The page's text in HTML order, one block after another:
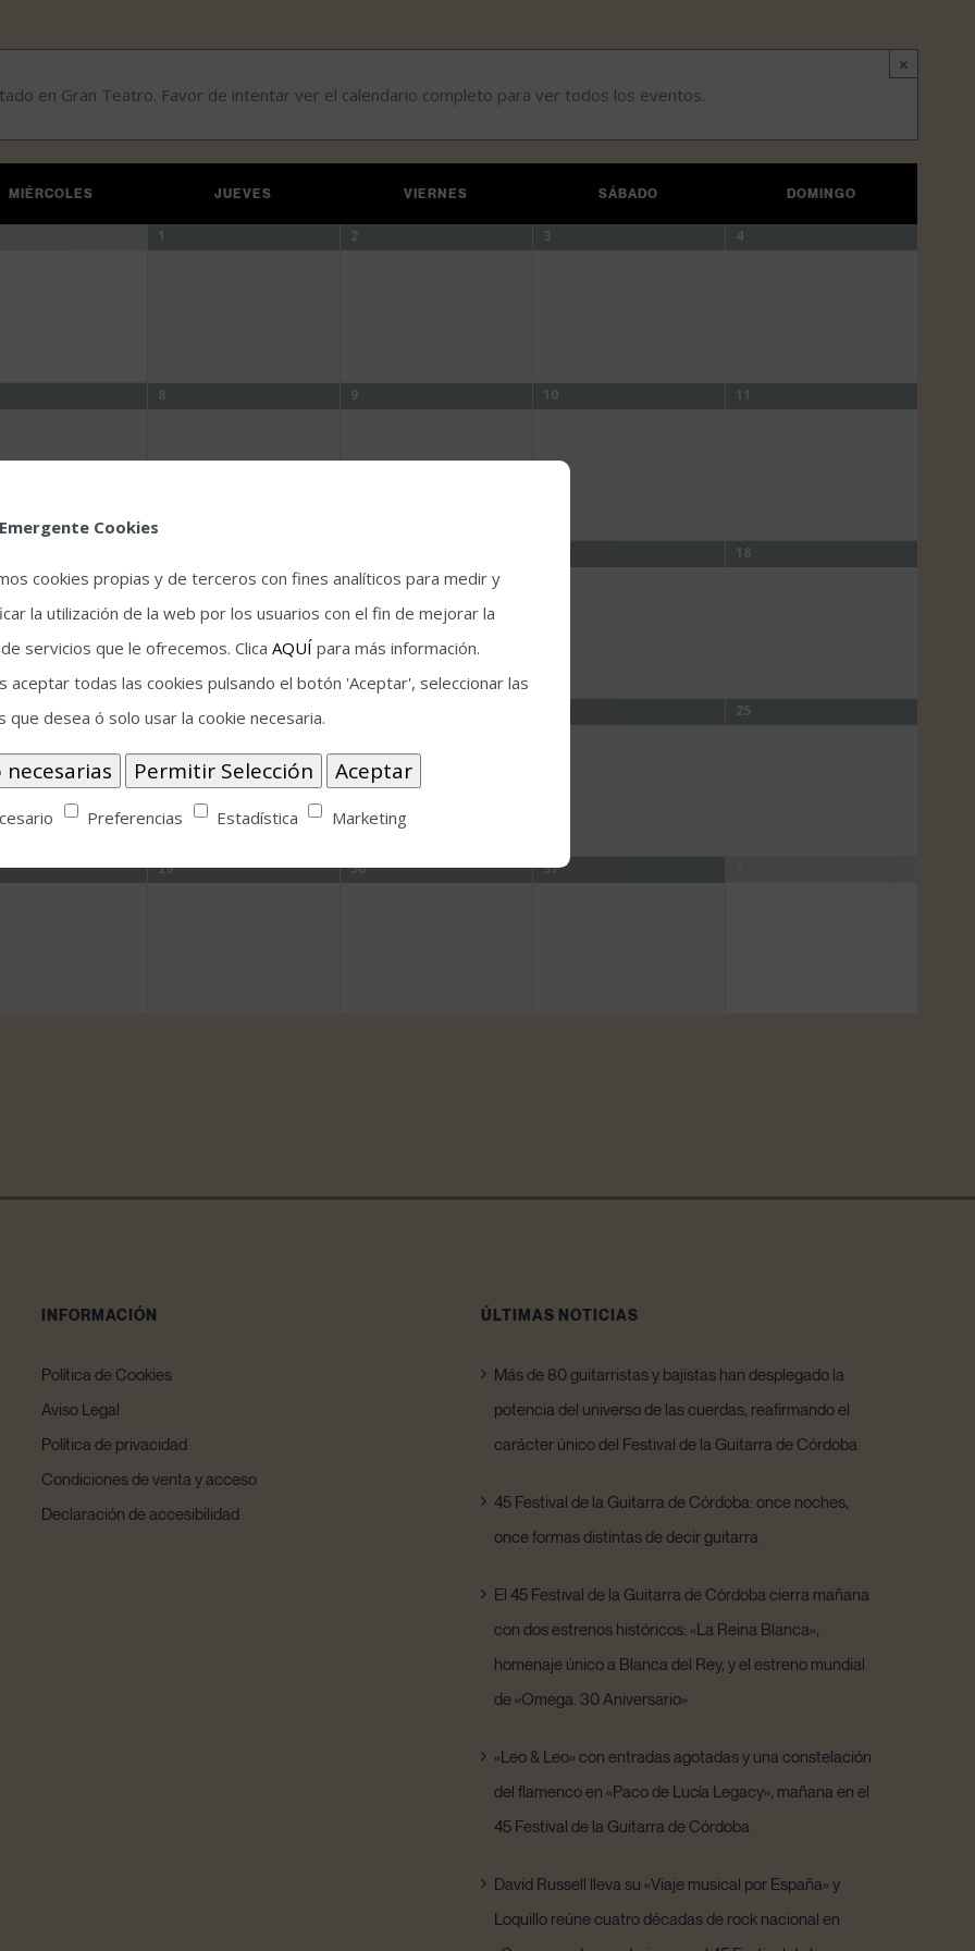
×
en Gran Teatro. Favor de intentar ver el calendario completo para ver todos los eventos.
MIÉRCOLES JUEVES VIERNES SÁBADO DOMINGO
1 2 3 4
8 9 10 11
18
25
29 30 31
INFORMACIÓN
Política de Cookies
Aviso Legal
Política de privacidad
Condiciones de venta y acceso
Declaración de accesibilidad
ÚLTIMAS NOTICIAS
Más de 80 guitarristas y bajistas han desplegado la
potencia del universo de las cuerdas, reafirmando el
carácter único del Festival de la Guitarra de Córdoba
45 Festival de la Guitarra de Córdoba: once noches,
once formas distintas de decir guitarra
El 45 Festival de la Guitarra de Córdoba cierra mañana
con dos estrenos históricos: «La Reina Blanca»,
homenaje único a Blanca del Rey, y el estreno mundial
de «Omega. 30 Aniversario»
«Leo & Leo» con entradas agotadas y una constelación
del flamenco en «Paco de Lucía Legacy», mañana en el
45 Festival de la Guitarra de Córdoba
David Russell lleva su «Viaje musical por España» y
Loquillo reúne cuatro décadas de rock nacional en
Cookies
cookies propias y de terceros con fines analíticos para medir y
la utilización de la web por los usuarios con el fin de mejorar la
servicios que le ofrecemos. Clica AQUÍ para más información.
aceptar todas las cookies pulsando el botón 'Aceptar', seleccionar las
que desea ó solo usar la cookie necesaria.
Preferencias Estadística Marketing